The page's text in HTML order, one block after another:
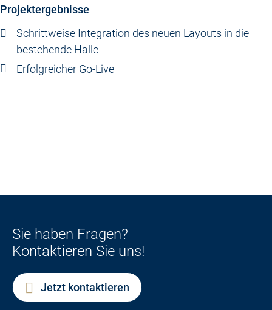
Projektergebnisse
Schrittweise Integration des neuen Layouts in die
bestehende Halle
Erfolgreicher Go-Live
Sie haben Fragen?
Kontaktieren Sie uns!
Jetzt kontaktieren